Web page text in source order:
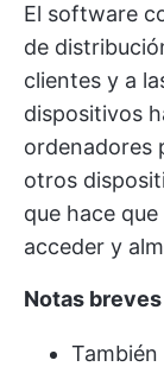
El software
de
clientes y a
dispositivos
ordenadores
otros
que hace
acceder y
Notas